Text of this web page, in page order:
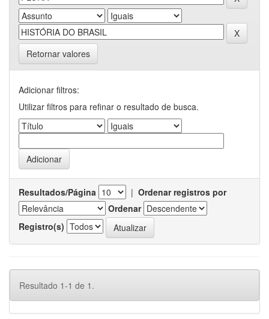
Retornar valores
Adicionar filtros:
Utilizar filtros para refinar o resultado de busca.
Resultados/Página | Ordenar registros por
Ordenar
Registro(s)
Resultado 1-1 de 1.